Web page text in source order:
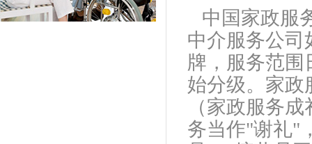
中国家政服
中介服务公司
牌，服务范围
始分级。家政
（家政服务
务当作"谢礼"